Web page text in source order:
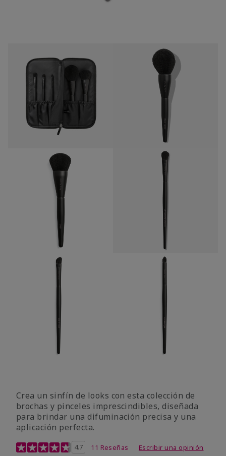
Crea un sinfín de looks con esta colección de
brochas y pinceles imprescindibles, diseñada
para brindar una difuminación precisa y una
aplicación perfecta.
Calificación de clientes de 5 de 5
4.7 11 Reseñas Escribir una opinión